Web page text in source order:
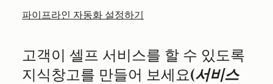
파이프라인 자동화 설정하기
고객이 셀프 서비스를 할 수 있도록
지식창고를 만들어 보세요(서비스